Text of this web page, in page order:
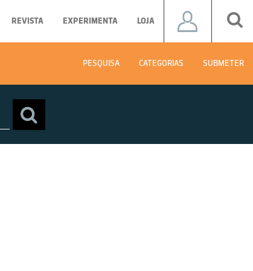
REVISTA EXPERIMENTA LOJA
PESQUISA CATEGORIAS SUBMETER